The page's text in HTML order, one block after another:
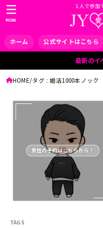
１人で参加
ホーム 公式サイトはこちら
MENU
最新のイ
HOME タグ : 婚活1000本ノック
男性の予約はこちらから！